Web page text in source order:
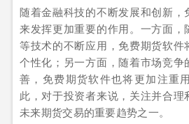
随着金融科技的不断发展和创新，
来发挥更加重要的作用。一方面
等技术的不断应用，免费期货软件
个性化；另一方面，随着市场竞
善，免费期货软件也将更加注重
此，对于投资者来说，关注并合
未来期货交易的重要趋势之一。